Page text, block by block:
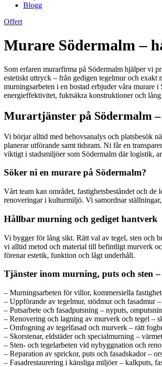
Blogg
Offert
Murare Södermalm –
Som erfaren murarfirma på Södermalm hjälper vi
estetiskt uttryck – från gedigen tegelmur och exakt
murningsarbeten i en bostad erbjuder våra
energieffektivitet, fuktsäkra konstruktioner och
Murartjänster på Södermalm
Vi börjar alltid med behovsanalys och platsbesök
planerar utförande samt tidsram. Ni får en
viktigt i stadsmiljöer som Södermalm där logistik,
Söker ni en murare på Södermalm?
Vårt team kan området, fastighetsbeståndet och
renoveringar i kulturmiljö. Vi samordnar
Hållbar murning och gediget hantverk
Vi bygger för lång sikt. Rätt val av tegel, sten och
vi alltid metod och material till befintligt murverk
förenar estetik, funktion och lågt underhåll.
Tjänster inom murning, puts och sten
– Murningsarbeten för villor, kommersiella
– Uppförande av tegelmur, stödmur och fasadmur
– Putsarbete och fasadputsning – nyputs,
– Renovering och lagning av murverk och tegel –
– Omfogning av tegelfasad och murverk – rätt
– Skorstenar, eldstäder och specialmurning –
– Sten- och tegelarbeten vid nybyggnation och
– Reparation av sprickor, puts och fasadskador –
– Fasadrestaurering i känsliga miljöer – kalkputs,